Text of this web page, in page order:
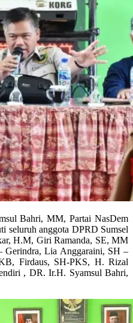
Bahri, MM, Partai NasDem
seluruh anggota DPRD Sumsel
H.M, Giri Ramanda, SE, MM
Gerindra, Lia Anggaraini, SH –
Firdaus, SH-PKS, H. Rizal
, DR. Ir.H. Syamsul Bahri,